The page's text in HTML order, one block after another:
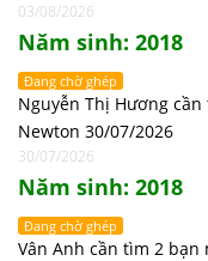
03/08/2026
Năm sinh: 2018
Đang chờ ghép
Nguyễn Thị Hương
Newton 30/07/2026
30/07/2026
Năm sinh: 2018
Đang chờ ghép
Vân Anh cần tìm 2 bạn